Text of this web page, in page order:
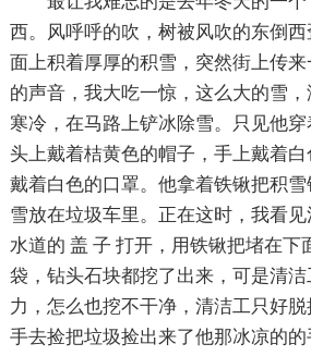
西。风呼呼的吹，树被风吹的东倒
面上积着厚厚的积雪，突然街上传
的声音，我大吃一惊，这么大的雪
寒冷，在马路上铲冰除雪。只见他穿
头上戴着桔黄色的帽子，手上戴着
戴着白色的口罩。他拿着铁锹把积
雪放在垃圾车里。正在这时，我看
水道的 盖 子 打开，用铁锹把堵在下
袋，钻头石块都挖了出来，可是清
力，怎么也挖不干净，清洁工只好
手去捡把垃圾捡出来了他那冰凉的